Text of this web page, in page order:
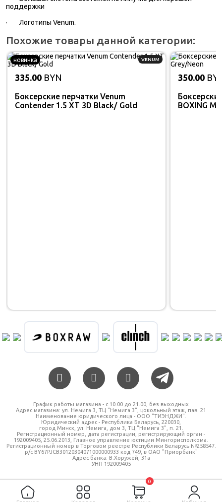
поддержки
· Логотипы Venum.
Похожие товары данной категории:
VENUM
новинка
335.00 BYN
Боксерские перчатки Venum
Contender 1.5 XT 3D Black/ Gold
350.00
BOXING
График работы магазина - c 10.00 до 21.00, без выходных
Адрес магазина: ул. Немига 3, ТЦ "Немига 3", цокольный этаж, пав. 21
Наименование юридического лица - ООО "ТИЭНДЖИ".
Юридический адрес - Республика Беларусь, 220030,
город Минск, ул. Немига, дом 3, ТЦ "Немига 3", п. 21.
Регистрационный номер, дата регистрации, регистрирующий орган -
192009405, 25.06.2013, Главное управление юстиции Мингорисполкома.
Регистрационный номер в Торговом реестре Республики Беларусь №258547.
р/с BY67PJCB30120304071000000933 код 749, в ОАО "Приорбанк"
Адрес банка: В.Хоружей, 31а
УНП 192009405
0